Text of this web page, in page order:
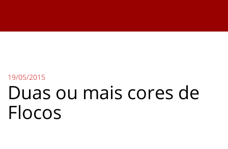
19/05/2015
Duas ou mais cores de
Flocos